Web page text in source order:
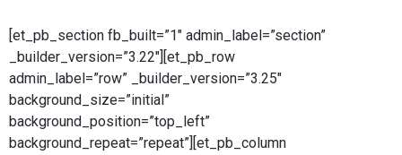
[et_pb_section fb_built=”1″ admin_label=”section”
_builder_version=”3.22″][et_pb_row
admin_label=”row” _builder_version=”3.25″
background_size=”initial”
background_position=”top_left”
background_repeat=”repeat”][et_pb_column